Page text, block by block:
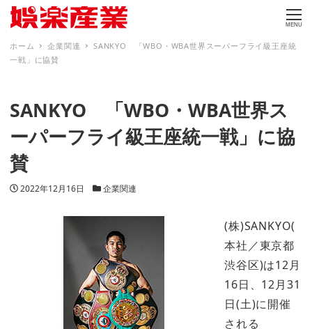
MENU
ホーム 企業関連
SANKYO 「WBO・WBA世界スーパーフライ級王座統
一戦」に協賛
SANKYO 「WBO・WBA世界ス
ーパーフライ級王座統一戦」に協
賛
投稿日
2022年12月16日 カテゴリー
企業関連
(株)SANKYO(
本社／東京都
渋谷区)は12月
16日、12月31
日(土)に開催
される